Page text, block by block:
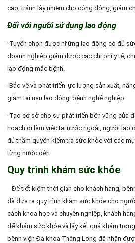
cao, tránh lây nhiễm cho cộng đồng, giảm
Đối với người sử dụng lao động
-Tuyển chọn được những lao động có đủ
doanh nghiệp giảm được các chi phí y tế,
lao động mắc bệnh.
-Bảo vệ và phát triển lực lượng sản xuất,
giảm tai nạn lao động, bệnh nghề nghiệp.
-Tạo cơ sở cho sự phát triển bền vững của
hoạch đi làm việc tại nước ngoài, người lao
đủ thầm quyền kiểm tra sức khỏe với các
từng nước đến.
Quy trình khám sức khỏe
Để tiết kiệm thời gian cho khách hàng,
đã đưa ra quy trình khám sức khỏe cho
cách khoa học và chuyên nghiệp, khách
để khám sức khỏe và lấy kết quả khám
bệnh viện Đa khoa Thăng Long đã nhận